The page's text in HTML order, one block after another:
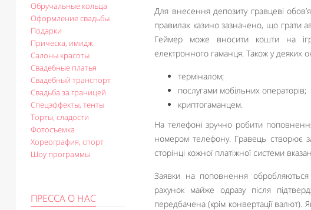
Обручальные кольца
Оформление свадьбы
Подарки
Прическа, имидж
Салоны красоты
Свадебные платья
Свадебный транспорт
Свадьба за границей
Спецэффекты, тенты
Торты, сладости
Фотосъемка
Хореография, спорт
Шоу программы
ПРЕССА О НАС
Для внесення депозиту гравцеві
правилах казино зазначено, що грати
Геймер може вносити кошти на
електронного гаманця. Також у деяких
терміналом;
послугами мобільних операторів;
криптогаманцем.
На телефоні зручно робити
номером телефону. Гравець створює
сторінці кожної платіжної системи
Заявки на поповнення
рахунок майже одразу після
передбачена (крім конвертації